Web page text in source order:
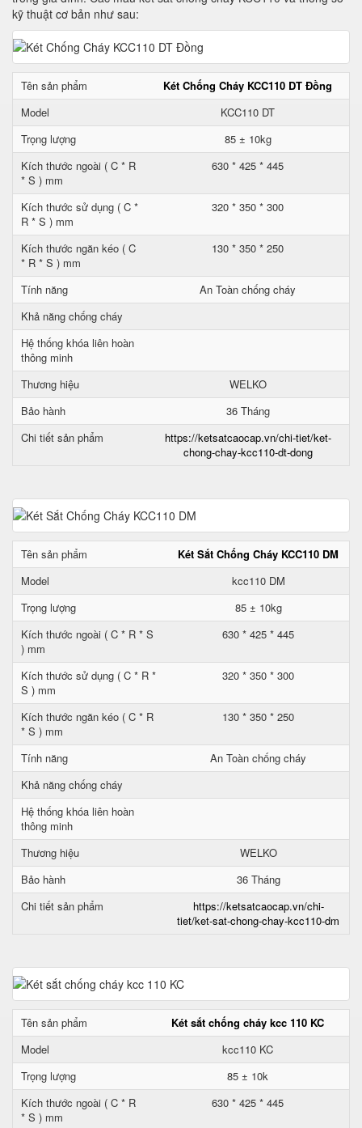
kỹ thuật cơ bản như sau:
Tên sản phẩm
Két Chống Cháy KCC110 DT Đồng
Model
KCC110 DT
Trọng lượng
85 ± 10kg
Kích thước ngoài ( C * R
* S ) mm
630 * 425 * 445
Kích thước sử dụng ( C *
R * S ) mm
320 * 350 * 300
Kích thước ngăn kéo ( C
* R * S ) mm
130 * 350 * 250
Tính năng
An Toàn chống cháy
Khả năng chống cháy
Hệ thống khóa liên hoàn
thông minh
Thương hiệu
WELKO
Bảo hành
36 Tháng
Chi tiết sản phẩm
https://ketsatcaocap.vn/chi-tiet/ket-
chong-chay-kcc110-dt-dong
Tên sản phẩm
Két Sắt Chống Cháy KCC110 DM
Model
kcc110 DM
Trọng lượng
85 ± 10kg
Kích thước ngoài ( C * R * S
) mm
630 * 425 * 445
Kích thước sử dụng ( C * R *
S ) mm
320 * 350 * 300
Kích thước ngăn kéo ( C * R
* S ) mm
130 * 350 * 250
Tính năng
An Toàn chống cháy
Khả năng chống cháy
Hệ thống khóa liên hoàn
thông minh
Thương hiệu
WELKO
Bảo hành
36 Tháng
Chi tiết sản phẩm
https://ketsatcaocap.vn/chi-
tiet/ket-sat-chong-chay-kcc110-dm
Tên sản phẩm
Két sắt chống cháy kcc 110 KC
Model
kcc110 KC
Trọng lượng
85 ± 10k
Kích thước ngoài ( C * R
* S ) mm
630 * 425 * 445